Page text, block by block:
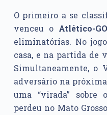
O primeiro a se
venceu o Atlético-GO
eliminatórias. No
casa, e na partida de
Simultaneamente, o
adversário na
uma “virada” sobre
perdeu no Mato